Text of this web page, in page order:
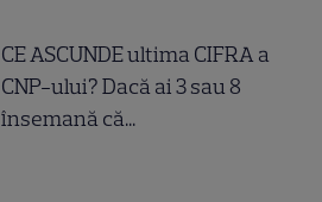
CE ASCUNDE ultima CIFRA a
CNP-ului? Dacă ai 3 sau 8
însemană că...